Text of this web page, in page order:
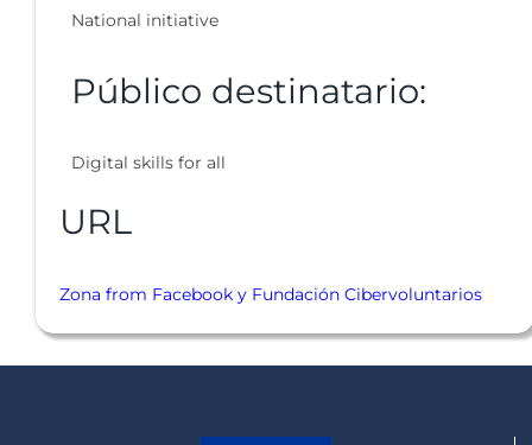
National initiative
Público destinatario:
Digital skills for all
URL
Zona from Facebook y Fundación Cibervoluntarios